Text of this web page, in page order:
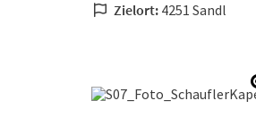
Zielort: 4251 Sandl